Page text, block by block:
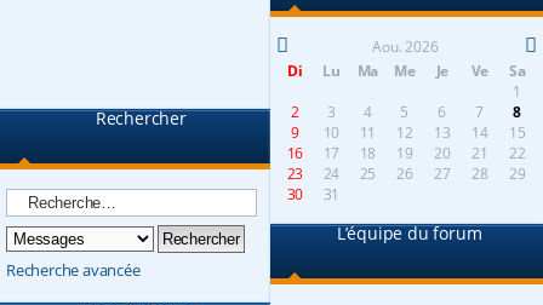
Rechercher
Recherche avancée
Aou. 2026
Di
Lu Ma Me Je Ve
Sa
1
2
3 4 5 6 7
8
9
10 11 12 13 14
15
16
17 18 19 20 21
22
23
24 25 26 27 28
29
30
31
L’équipe du forum